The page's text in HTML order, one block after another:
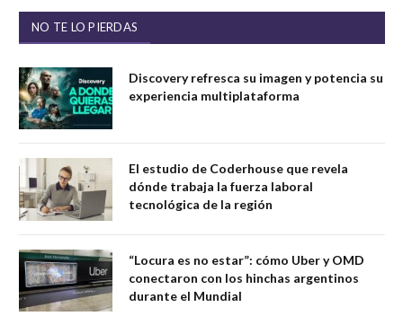
NO TE LO PIERDAS
Discovery refresca su imagen y potencia su
experiencia multiplataforma
El estudio de Coderhouse que revela
dónde trabaja la fuerza laboral
tecnológica de la región
“Locura es no estar”: cómo Uber y OMD
conectaron con los hinchas argentinos
durante el Mundial